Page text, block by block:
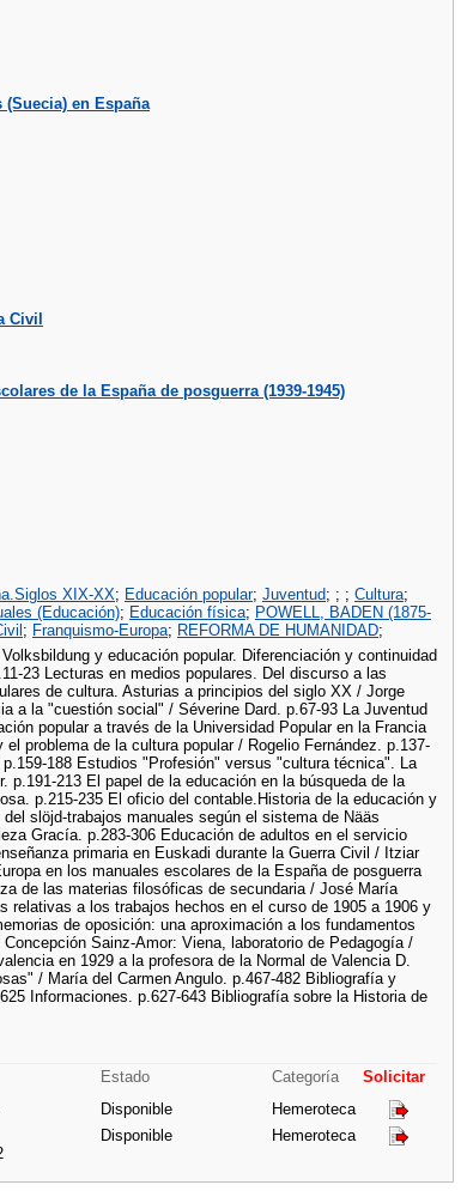
en España
Civil
de la España de posguerra (1939-1945)
XIX-XX; Educación popular; Juventud; ; ; Cultura;
(Educación); Educación física; POWELL, BADEN (1875-
; Franquismo-Europa; REFORMA DE HUMANIDAD;
y educación popular. Diferenciación y continuidad
23 Lecturas en medios populares. Del discurso a las
de cultura. Asturias a principios del siglo XX / Jorge
a la "cuestión social" / Séverine Dard. p.67-93 La Juventud
popular a través de la Universidad Popular en la Francia
problema de la cultura popular / Rogelio Fernández. p.137-
188 Estudios "Profesión" versus "cultura técnica". La
213 El papel de la educación en la búsqueda de la
p.215-235 El oficio del contable.Historia de la educación y
slöjd-trabajos manuales según el sistema de Nääs
Gracía. p.283-306 Educación de adultos en el servicio
primaria en Euskadi durante la Guerra Civil / Itziar
en los manuales escolares de la España de posguerra
de las materias filosóficas de secundaria / José María
relativas a los trabajos hechos en el curso de 1905 a 1906 y
de oposición: una aproximación a los fundamentos
Sainz-Amor: Viena, laboratorio de Pedagogía /
en 1929 a la profesora de la Normal de Valencia D.
/ María del Carmen Angulo. p.467-482 Bibliografía y
Informaciones. p.627-643 Bibliografía sobre la Historia de
Estado Categoría
Solicitar
Disponible
Hemeroteca
Disponible Hemeroteca